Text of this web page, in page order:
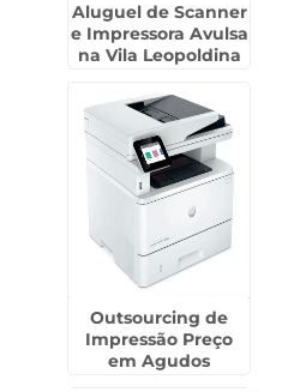
Aluguel de Scanner
e Impressora Avulsa
na Vila Leopoldina
Outsourcing de
Impressão Preço
em Agudos